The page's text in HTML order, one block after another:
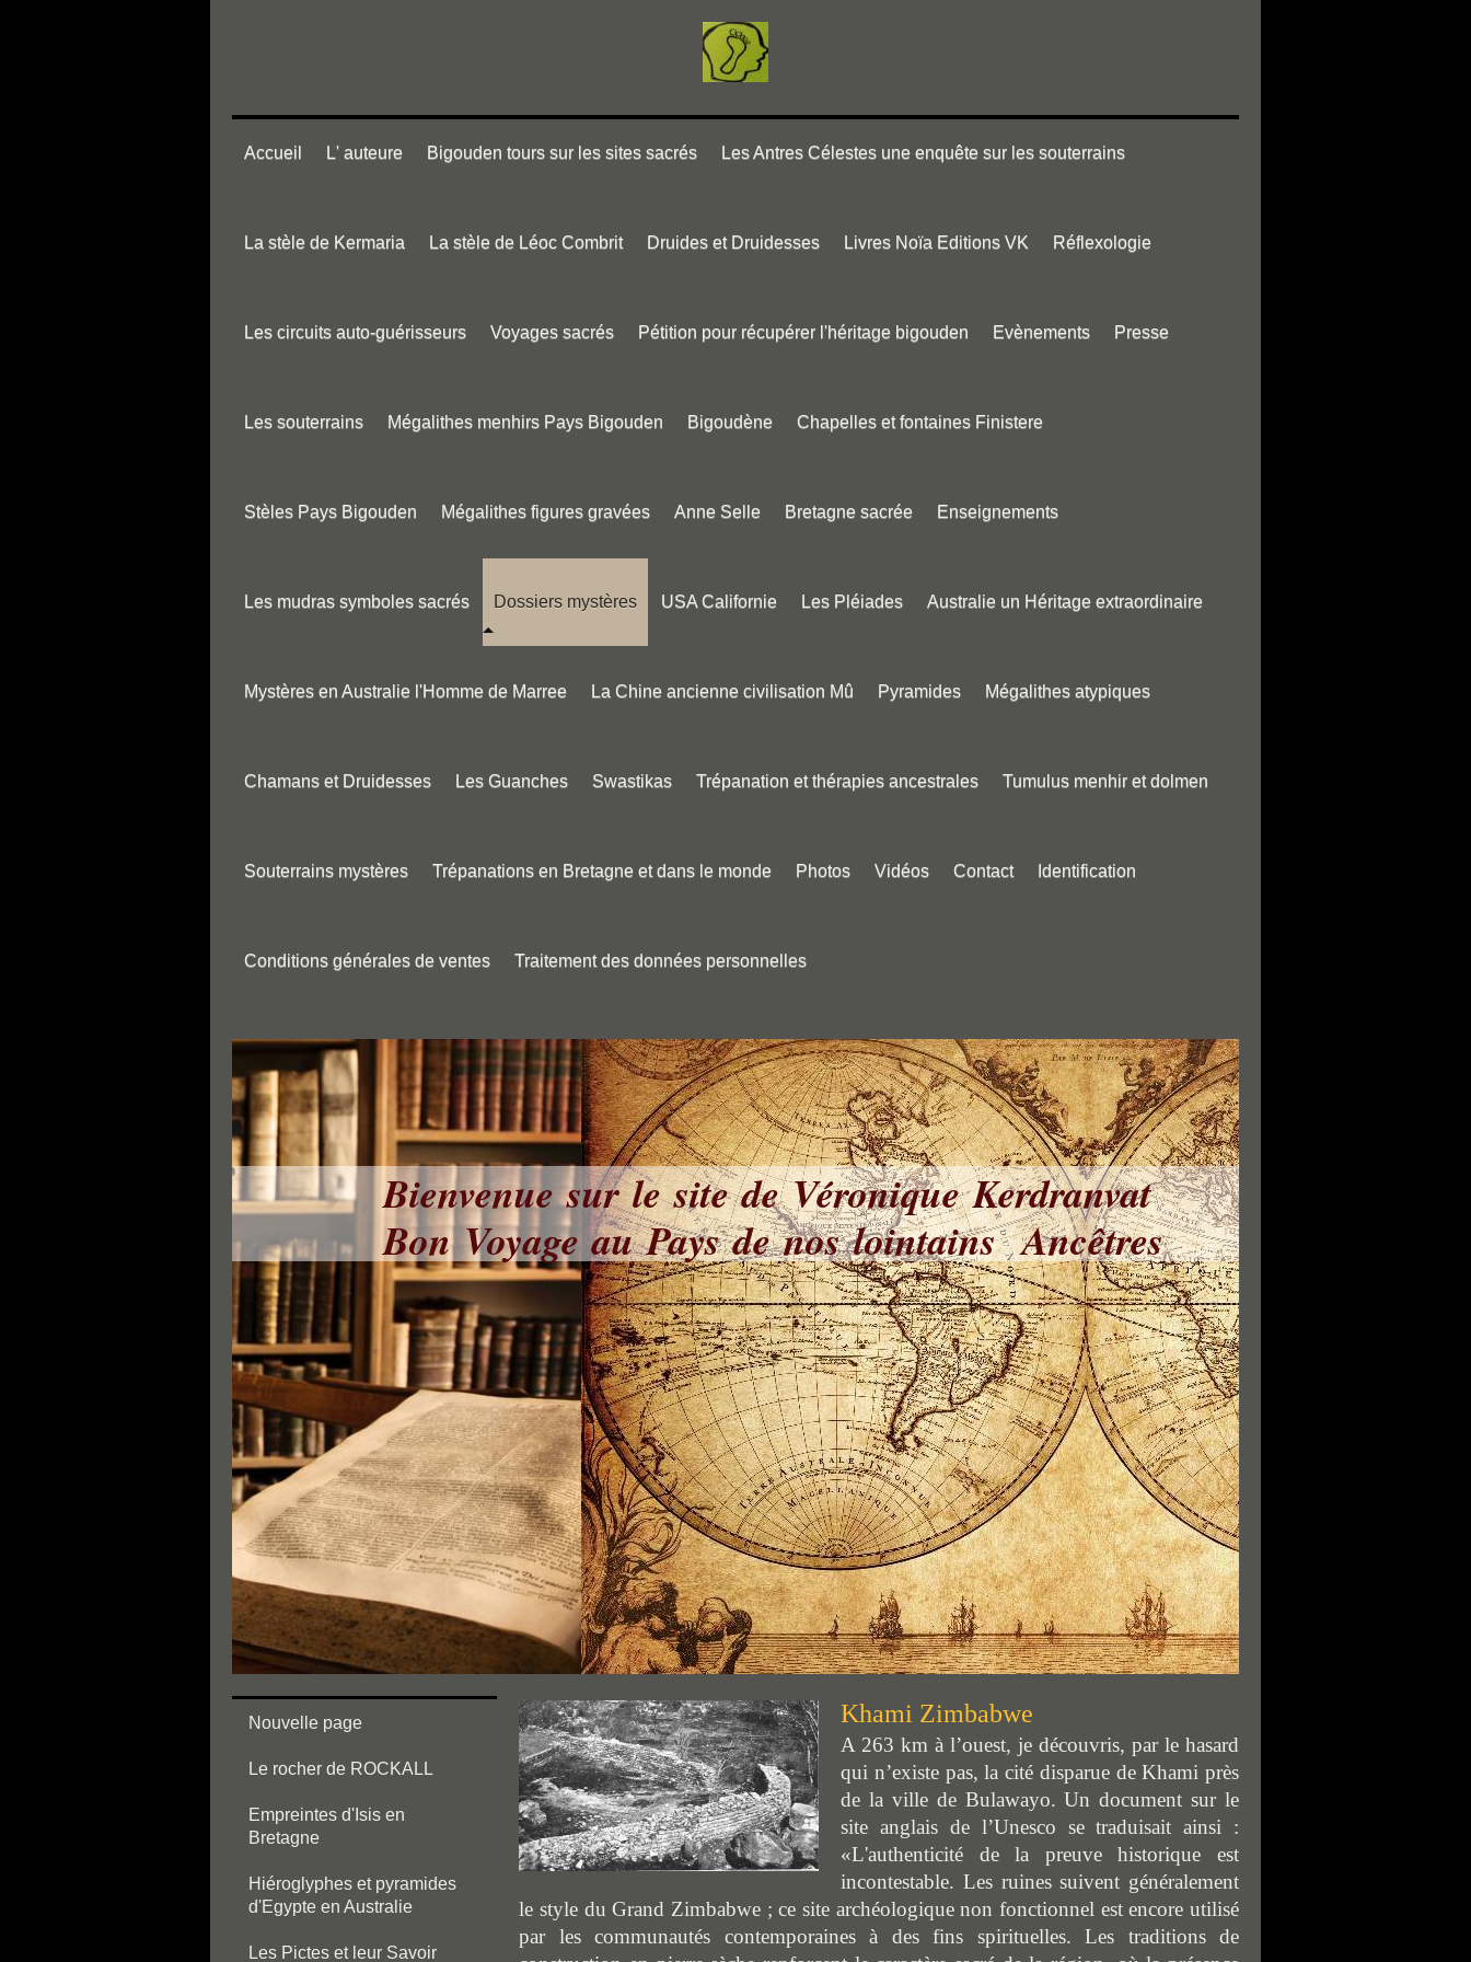
Accueil L' auteure Bigouden tours sur les sites sacrés Les Antres Célestes une enquête sur les souterrains
La stèle de Kermaria La stèle de Léoc Combrit Druides et Druidesses Livres Noïa Editions VK Réflexologie
Les circuits auto-guérisseurs Voyages sacrés Pétition pour récupérer l'héritage bigouden Evènements Presse
Les souterrains Mégalithes menhirs Pays Bigouden Bigoudène Chapelles et fontaines Finistere
Stèles Pays Bigouden Mégalithes figures gravées Anne Selle Bretagne sacrée Enseignements
Les mudras symboles sacrés Dossiers mystères USA Californie Les Pléiades Australie un Héritage extraordinaire
Mystères en Australie l'Homme de Marree La Chine ancienne civilisation Mû Pyramides Mégalithes atypiques
Chamans et Druidesses Les Guanches Swastikas Trépanation et thérapies ancestrales Tumulus menhir et dolmen
Souterrains mystères Trépanations en Bretagne et dans le monde Photos Vidéos Contact Identification
Conditions générales de ventes Traitement des données personnelles
Bienvenue sur le site de Véronique Kerdranvat
Bon Voyage au Pays de nos lointains Ancêtres
Khami Zimbabwe
A 263 km à l’ouest, je découvris, par le hasard
qui n’existe pas, la cité disparue de Khami près
de la ville de Bulawayo. Un document sur le
site anglais de l’Unesco se traduisait ainsi :
«L'authenticité de la preuve historique est
incontestable. Les ruines suivent généralement
le style du Grand Zimbabwe ; ce site archéologique non fonctionnel est encore utilisé
par les communautés contemporaines à des fins spirituelles. Les traditions de
Nouvelle page
Le rocher de ROCKALL
Empreintes d'Isis en
Bretagne
Hiéroglyphes et pyramides
d'Egypte en Australie
Les Pictes et leur Savoir